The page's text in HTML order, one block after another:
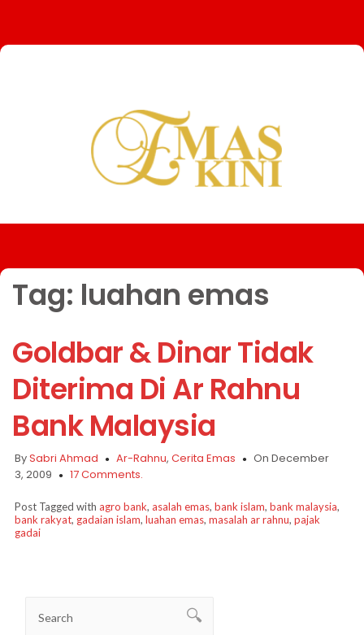
Tag: luahan emas
Goldbar & Dinar Tidak
Diterima Di Ar Rahnu
Bank Malaysia
BySabri Ahmad Ar-Rahnu, Cerita Emas
On December
3, 2009
17 Comments.
Post Tagged with agro bank, asalah emas, bank islam, bank malaysia,
bank rakyat, gadaian islam, luahan emas, masalah ar rahnu, pajak
gadai